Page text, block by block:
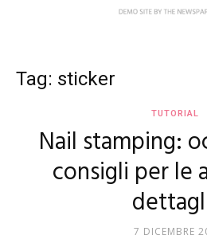
Art
Mania
Tag: sticker
TUTORIAL
Nail stamping:
consigli per le
7 DICEMBRE